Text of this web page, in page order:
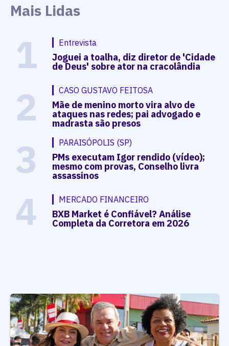
Mais Lidas
1 Entrevista
Joguei a toalha, diz diretor de 'Cidade
de Deus' sobre ator na cracolândia
2 CASO GUSTAVO FEITOSA
Mãe de menino morto vira alvo de
ataques nas redes; pai advogado e
madrasta são presos
3 PARAISÓPOLIS (SP)
PMs executam Igor rendido (vídeo);
mesmo com provas, Conselho livra
assassinos
4 MERCADO FINANCEIRO
BXB Market é Confiável? Análise
Completa da Corretora em 2026